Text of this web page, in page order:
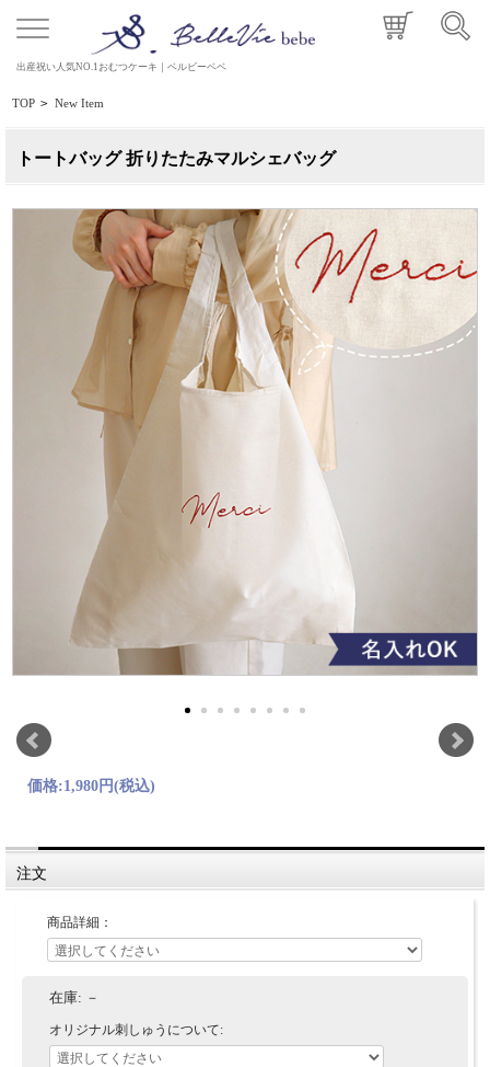
出産祝い人気NO.1おむつケーキ｜ベルビーベベ
TOP > New Item
トートバッグ 折りたたみマルシェバッグ
価格:1,980円(税込)
注文
商品詳細：
在庫: －
オリジナル刺しゅうについて: